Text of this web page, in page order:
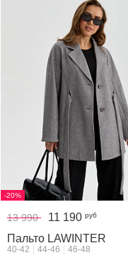
-20%
13 990 11 190 руб
Пальто LAWINTER
40-42 44-46 46-48